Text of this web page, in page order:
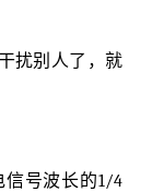
扰别人了，就
号波长的1/4